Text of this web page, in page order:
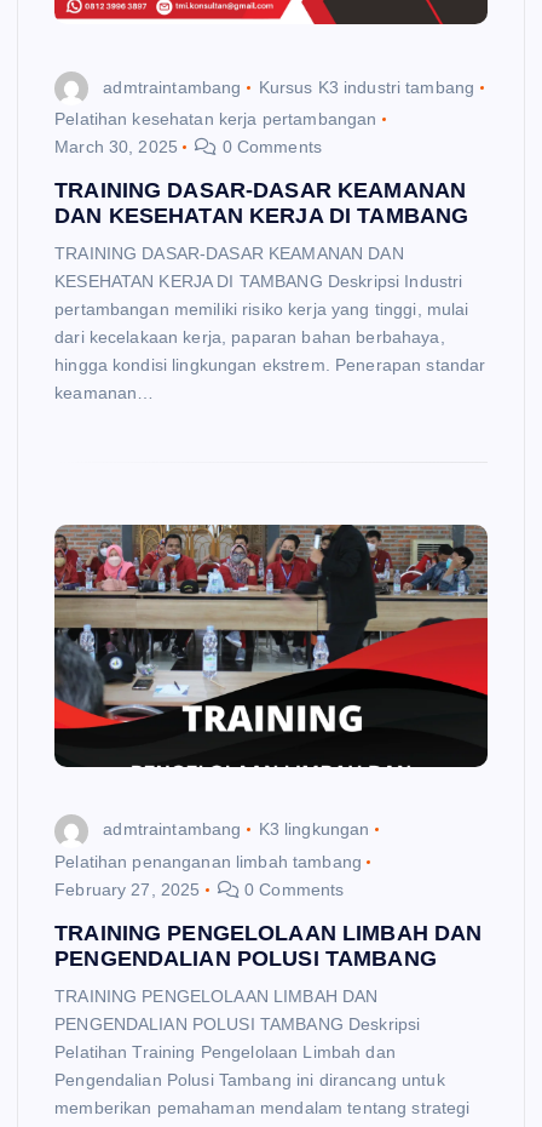
admtraintambang
Kursus K3 industri tambang
Pelatihan kesehatan kerja pertambangan
March 30, 2025
0 Comments
TRAINING DASAR-DASAR KEAMANAN
DAN KESEHATAN KERJA DI TAMBANG
TRAINING DASAR-DASAR KEAMANAN DAN
KESEHATAN KERJA DI TAMBANG Deskripsi Industri
pertambangan memiliki risiko kerja yang tinggi, mulai
dari kecelakaan kerja, paparan bahan berbahaya,
hingga kondisi lingkungan ekstrem. Penerapan standar
keamanan…
admtraintambang
K3 lingkungan
Pelatihan penanganan limbah tambang
February 27, 2025
0 Comments
TRAINING PENGELOLAAN LIMBAH DAN
PENGENDALIAN POLUSI TAMBANG
TRAINING PENGELOLAAN LIMBAH DAN
PENGENDALIAN POLUSI TAMBANG Deskripsi
Pelatihan Training Pengelolaan Limbah dan
Pengendalian Polusi Tambang ini dirancang untuk
memberikan pemahaman mendalam tentang strategi